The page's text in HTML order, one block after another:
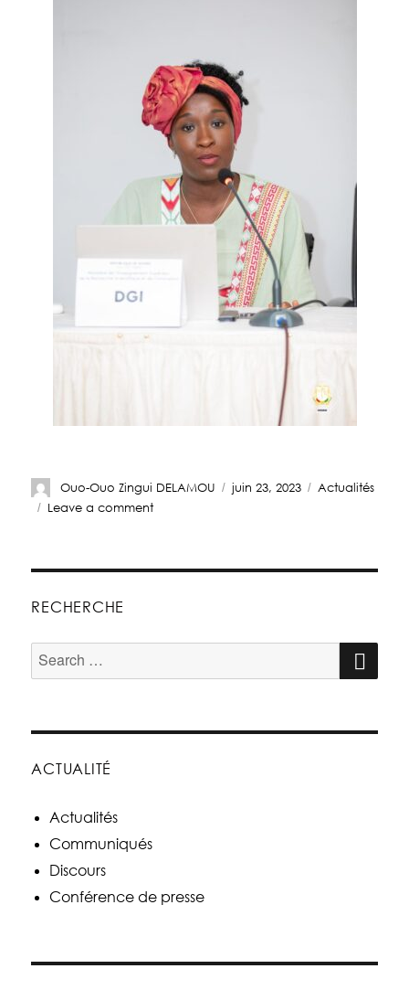
Ouo-Ouo Zingui DELAMOU juin 23, 2023
Actualités
Leave a comment
RECHERCHE
ACTUALITÉ
Actualités
Communiqués
Discours
Conférence de presse